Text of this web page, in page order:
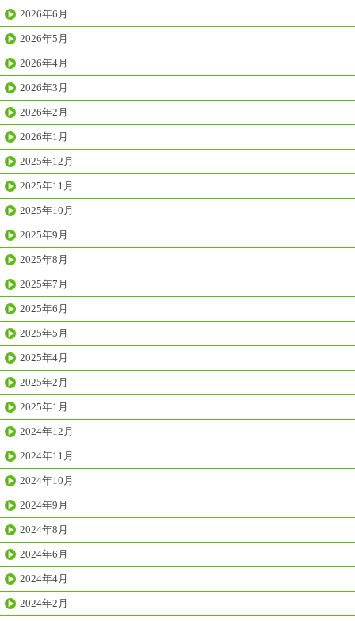
2026年6月
2026年5月
2026年4月
2026年3月
2026年2月
2026年1月
2025年12月
2025年11月
2025年10月
2025年9月
2025年8月
2025年7月
2025年6月
2025年5月
2025年4月
2025年2月
2025年1月
2024年12月
2024年11月
2024年10月
2024年9月
2024年8月
2024年6月
2024年4月
2024年2月